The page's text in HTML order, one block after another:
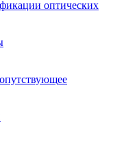
оптических